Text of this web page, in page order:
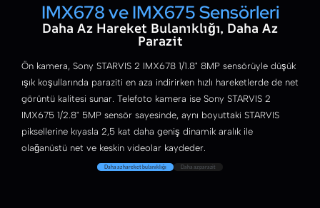
IMX678 ve IMX675 Sensörleri
Daha Az Hareket Bulanıklığı, Daha Az
Parazit
Ön kamera, Sony STARVIS 2 IMX678 1/1.8" 8MP sensörüyle düşük
ışık koşullarında paraziti en aza indirirken hızlı hareketlerde de net
görüntü kalitesi sunar. Telefoto kamera ise Sony STARVIS 2
IMX675 1/2.8" 5MP sensör sayesinde, aynı boyuttaki STARVIS
piksellerine kıyasla 2,5 kat daha geniş dinamik aralık ile
olağanüstü net ve keskin videolar kaydeder.
Daha az hareket bulanıklığı Daha az parazit